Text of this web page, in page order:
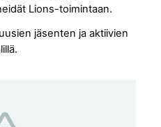
Lions-toimintaan.
jäsenten ja aktiivien